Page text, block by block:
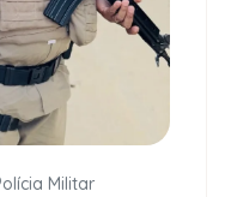
Militar